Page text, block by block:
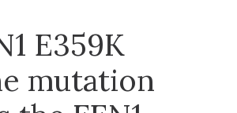
E359K
mutation